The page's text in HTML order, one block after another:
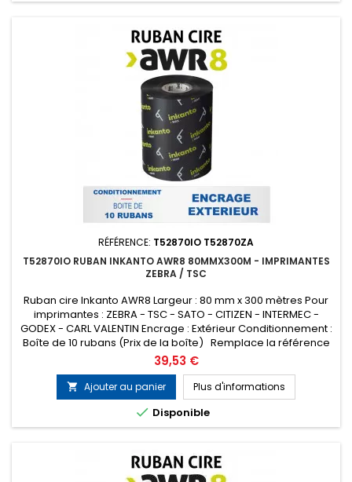
RÉFÉRENCE: T52870IO T52870ZA
T52870IO RUBAN INKANTO AWR8 80MMX300M - IMPRIMANTES
ZEBRA / TSC
Ruban cire Inkanto AWR8 Largeur : 80 mm x 300 mètres Pour
imprimantes : ZEBRA - TSC - SATO - CITIZEN - INTERMEC -
GODEX - CARL VALENTIN Encrage : Extérieur Conditionnement :
Boîte de 10 rubans (Prix de la boîte) Remplace la référence
ARMOR T52870ZA
Prix
39,53 €
 Ajouter au panier Plus d'informations
 Disponible